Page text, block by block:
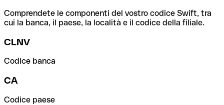
Comprendete le componenti del vostro codice Swift, tra
cui la banca, il paese, la località e il codice della filiale.
CLNV
Codice banca
CA
Codice paese